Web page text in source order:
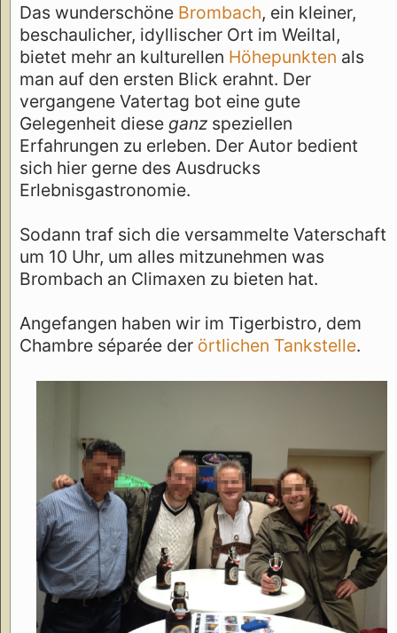
Das wunderschöne Brombach, ein kleiner,
beschaulicher, idyllischer Ort im Weiltal,
bietet mehr an kulturellen Höhepunkten als
man auf den ersten Blick erahnt. Der
vergangene Vatertag bot eine gute
Gelegenheit diese ganz speziellen
Erfahrungen zu erleben. Der Autor bedient
sich hier gerne des Ausdrucks
Erlebnisgastronomie.
Sodann traf sich die versammelte Vaterschaft
um 10 Uhr, um alles mitzunehmen was
Brombach an Climaxen zu bieten hat.
Angefangen haben wir im Tigerbistro, dem
Chambre séparée der örtlichen Tankstelle.